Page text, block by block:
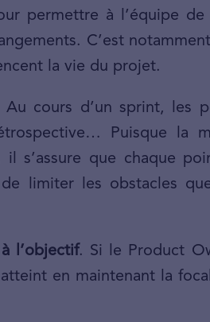
permettre à l’équipe de
C’est
la vie du projet.
Au cours d’un sprint, les
Puisque la
il s’assure que chaque
limiter les obstacles
l’objectif. Si le Product
atteint en maintenant la